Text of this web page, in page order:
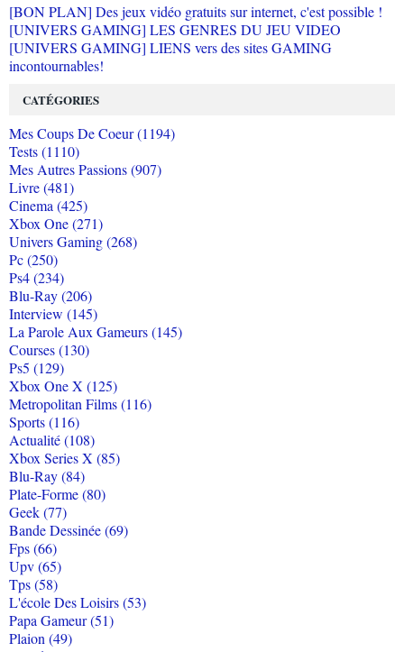
[BON PLAN] Des jeux vidéo gratuits sur internet, c'est possible !
[UNIVERS GAMING] LES GENRES DU JEU VIDEO
[UNIVERS GAMING] LIENS vers des sites GAMING
incontournables!
CATÉGORIES
Mes Coups De Coeur (1194)
Tests (1110)
Mes Autres Passions (907)
Livre (481)
Cinema (425)
Xbox One (271)
Univers Gaming (268)
Pc (250)
Ps4 (234)
Blu-Ray (206)
Interview (145)
La Parole Aux Gameurs (145)
Courses (130)
Ps5 (129)
Xbox One X (125)
Metropolitan Films (116)
Sports (116)
Actualité (108)
Xbox Series X (85)
Blu-Ray (84)
Plate-Forme (80)
Geek (77)
Bande Dessinée (69)
Fps (66)
Upv (65)
Tps (58)
L'école Des Loisirs (53)
Papa Gameur (51)
Plaion (49)